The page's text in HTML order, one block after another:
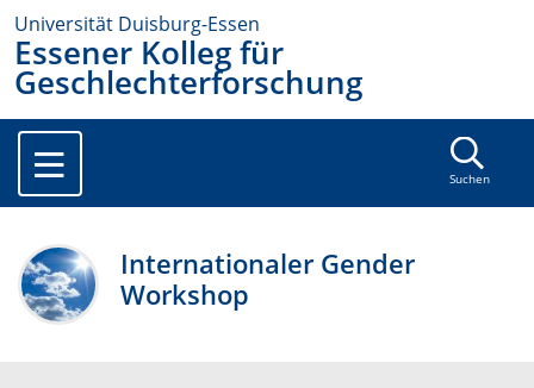
Universität Duisburg-Essen
Essener Kolleg für
Geschlechterforschung
Suchen
Internationaler Gender
Workshop